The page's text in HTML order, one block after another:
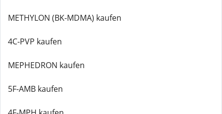
METHYLON (BK-MDMA) kaufen
4C-PVP kaufen
MEPHEDRON kaufen
5F-AMB kaufen